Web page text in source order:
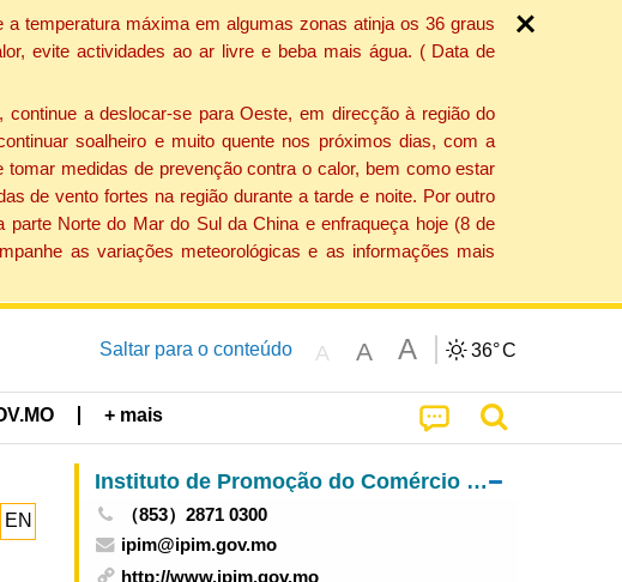
temperatura máxima em algumas zonas atinja os 36 graus
evite actividades ao ar livre e beba mais água. ( Data de
continue a deslocar-se para Oeste, em direcção à região do
soalheiro e muito quente nos próximos dias, com a
medidas de prevenção contra o calor, bem como estar
de vento fortes na região durante a tarde e noite. Por outro
Norte do Mar do Sul da China e enfraqueça hoje (8 de
as variações meteorológicas e as informações mais
Saltar para o conteúdo A A A 36°C
+ mais
EN
Instituto de Promoção do Comércio e do Investimento
（853）2871 0300
ipim@ipim.gov.mo
http://www.ipim.gov.mo